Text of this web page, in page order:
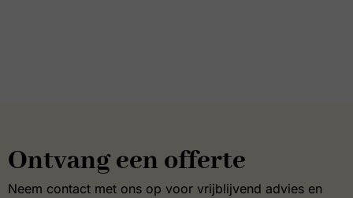
Ontvang een offerte
Neem contact met ons op voor vrijblijvend advies en